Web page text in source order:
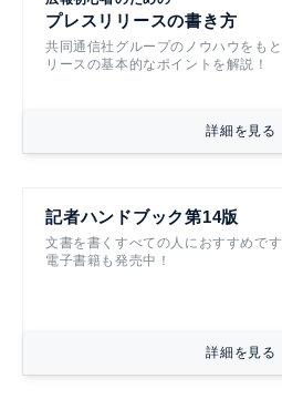
プレスリリースの書き方
共同通信社グループのノウハウをも
リースの基本的なポイントを解説！
詳細を見る
記者ハンドブック第14版
文書を書くすべての人におすすめです
電子書籍も発売中！
詳細を見る